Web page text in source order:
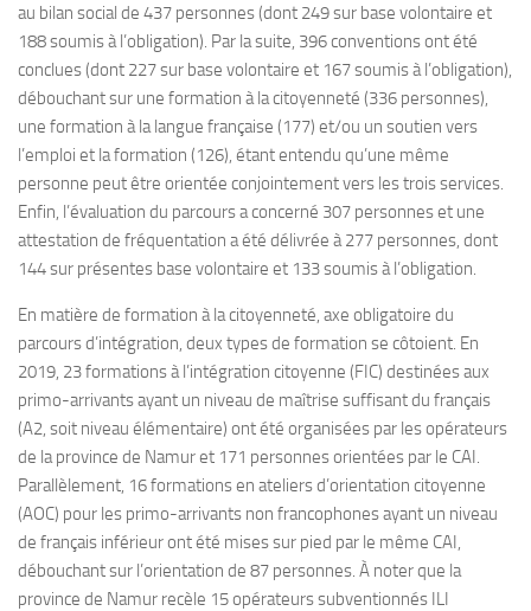
au bilan social de 437 personnes (dont 249 sur base volontaire et
188 soumis à l’obligation). Par la suite, 396 conventions ont été
conclues (dont 227 sur base volontaire et 167 soumis à l’obligation),
débouchant sur une formation à la citoyenneté (336 personnes),
une formation à la langue française (177) et/ou un soutien vers
l’emploi et la formation (126), étant entendu qu’une même
personne peut être orientée conjointement vers les trois services.
Enfin, l’évaluation du parcours a concerné 307 personnes et une
attestation de fréquentation a été délivrée à 277 personnes, dont
144 sur présentes base volontaire et 133 soumis à l’obligation.
En matière de formation à la citoyenneté, axe obligatoire du
parcours d’intégration, deux types de formation se côtoient. En
2019, 23 formations à l’intégration citoyenne (FIC) destinées aux
primo-arrivants ayant un niveau de maîtrise suffisant du français
(A2, soit niveau élémentaire) ont été organisées par les opérateurs
de la province de Namur et 171 personnes orientées par le CAI.
Parallèlement, 16 formations en ateliers d’orientation citoyenne
(AOC) pour les primo-arrivants non francophones ayant un niveau
de français inférieur ont été mises sur pied par le même CAI,
débouchant sur l’orientation de 87 personnes. À noter que la
province de Namur recèle 15 opérateurs subventionnés ILI